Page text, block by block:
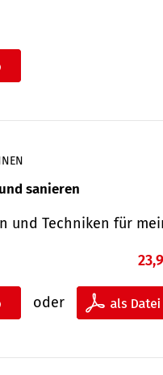
sanieren
und Techniken für
oder